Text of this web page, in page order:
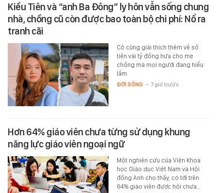
Kiều Tiên và “anh Ba Đông” ly hôn vẫn sống chung
nhà, chồng cũ còn được bao toàn bộ chi phí: Nổ ra
tranh cãi
Cô cũng giải thích thêm về số
tiền vài tỷ đồng hứa cho mẹ
chồng mà mọi người đang hiểu
lầm.
ĐỜI SỐNG - 7 giờ trước
Hơn 64% giáo viên chưa từng sử dụng khung
năng lực giáo viên ngoại ngữ
Một nghiên cứu của Viện Khoa
học Giáo dục Việt Nam và Hội
đồng Anh cho thấy, có tới trên
64% giáo viên được hỏi chưa…